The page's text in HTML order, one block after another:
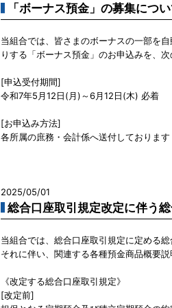
「ボーナス預金」の募集につ
当組合では、皆さまのボーナスの一部を
りする「ボーナス預金」のお申込みを、
[申込受付期間]
令和7年5月12日(月)～6月12日(木) 必着
[お申込み方法]
各所属の庶務・会計係へ送付しておりま
2025/05/01
総合口座取引規定改定に伴う
当組合では、総合口座取引規定に定める
それに伴い、関連する各種預金商品概要
《改定する総合口座取引規定》
[改定前]